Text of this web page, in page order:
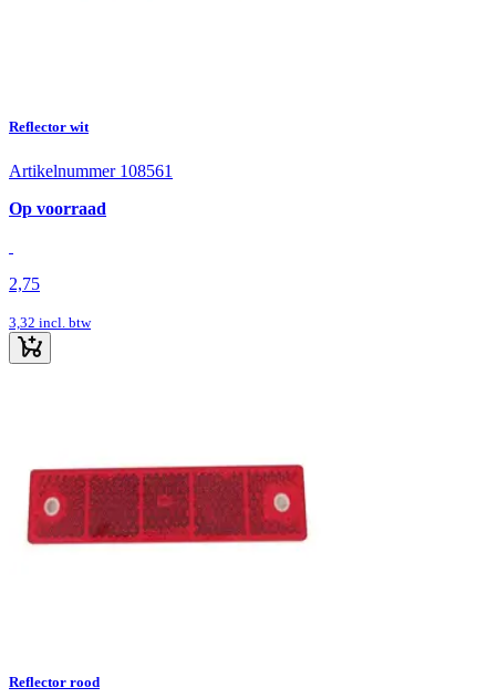
Reflector wit
Artikelnummer 108561
Op voorraad
2,75
3,32 incl. btw
Reflector rood